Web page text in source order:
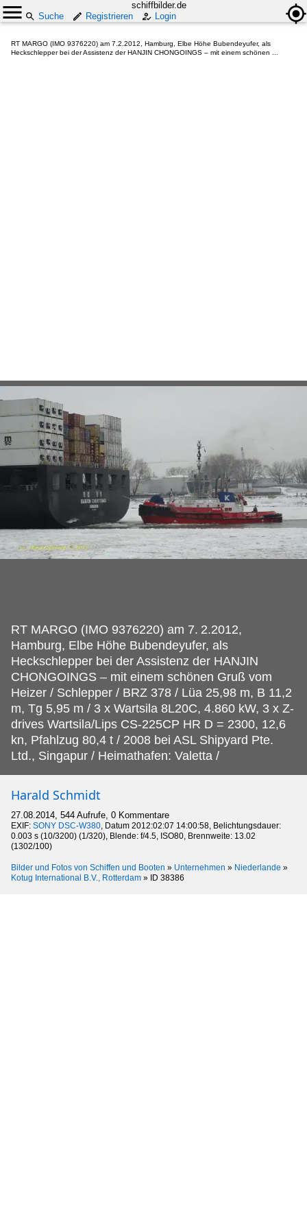
schiffbilder.de
Suche
Registrieren Login
RT MARGO (IMO 9376220) am 7.2.2012, Hamburg, Elbe Höhe Bubendeyufer, als
Heckschlepper bei der Assistenz der HANJIN CHONGOINGS – mit einem schönen ...
RT MARGO (IMO 9376220) am 7. 2.2012,
Hamburg, Elbe Höhe Bubendeyufer, als
Heckschlepper bei der Assistenz der HANJIN
CHONGOINGS – mit einem schönen Gruß vom
Heizer / Schlepper / BRZ 378 / Lüa 25,98 m, B 11,2
m, Tg 5,95 m / 3 x Wartsila 8L20C, 4.860 kW, 3 x Z-
drives Wartsila/Lips CS-225CP HR D = 2300, 12,6
kn, Pfahlzug 80,4 t / 2008 bei ASL Shipyard Pte.
Ltd., Singapur / Heimathafen: Valetta /
Harald Schmidt
27.08.2014, 544 Aufrufe, 0 Kommentare
EXIF: SONY DSC-W380, Datum 2012:02:07 14:00:58, Belichtungsdauer:
0.003 s (10/3200) (1/320), Blende: f/4.5, ISO80, Brennweite: 13.02
(1302/100)
Bilder und Fotos von Schiffen und Booten » Unternehmen » Niederlande »
Kotug International B.V., Rotterdam » ID 38386